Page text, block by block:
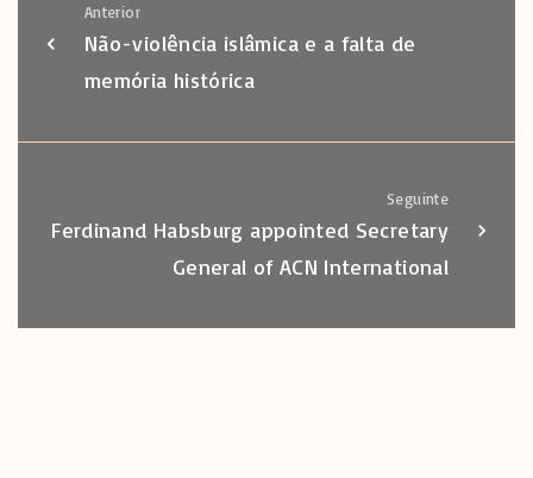
Anterior
Não-violência islâmica e a falta de
memória histórica
Seguinte
Ferdinand Habsburg appointed Secretary
General of ACN International